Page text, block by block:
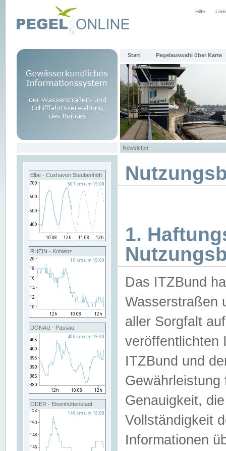
Hilfe
Start Pegelauswahl über Karte
Newsletter
Elbe - Cuxhaven Steubenhöft
RHEIN - Koblenz
DONAU - Passau
ODER - Eisenhüttenstadt
1.
Das ITZBund
Wasserstraßen
aller Sorgfalt
veröffentlichten
ITZBund und
Genauigkeit,
Vollständigkeit
Informationen